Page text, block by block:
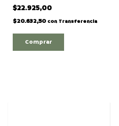
$22.925,00
$20.632,50 con Transferencia
Comprar